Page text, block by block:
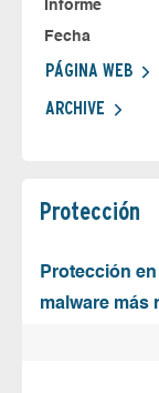
Informe
Fecha
PÁGINA WEB
ARCHIVE
Protección
Protección
malware más